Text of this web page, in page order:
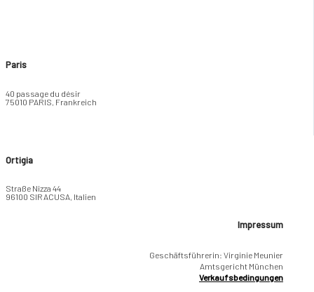
Paris
40 passage du désir
75010 PARIS, Frankreich
Ortigia
Straße Nizza 44
96100 SIRACUSA, Italien
Impressum
Geschäftsführerin: Virginie Meunier
Amtsgericht München
Verkaufsbedingungen